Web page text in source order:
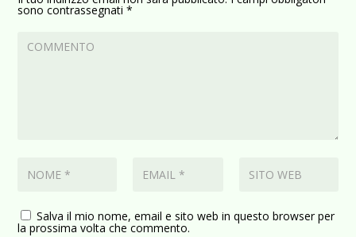
sono contrassegnati*
Salva il mio nome, email e sito web in questo browser per
la prossima volta che commento.